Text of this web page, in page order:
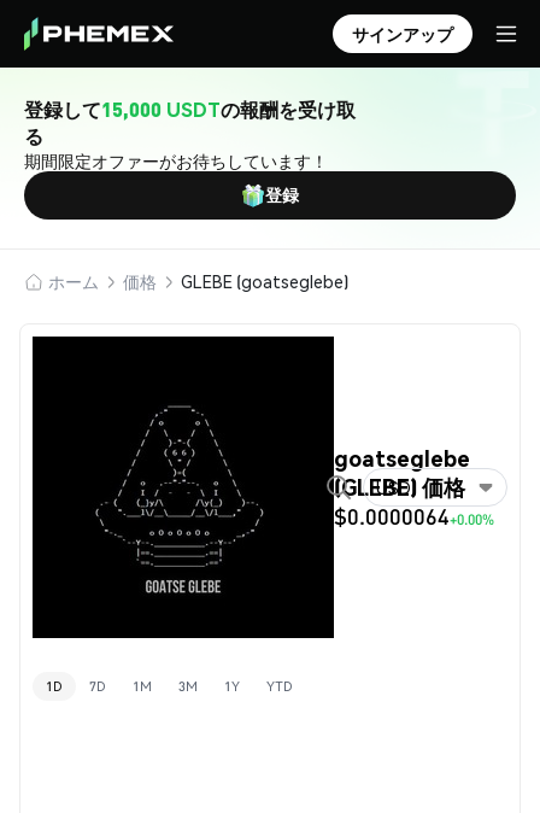
サインアップ
登録して15,000 USDTの報酬を受け取
る
期間限定オファーがお待ちしています！
登録
ホーム 価格 GLEBE (goatseglebe)
goatseglebe
(GLEBE) 価格
$0.0000064+0.00%
USD
1D 7D 1M 3M 1Y YTD